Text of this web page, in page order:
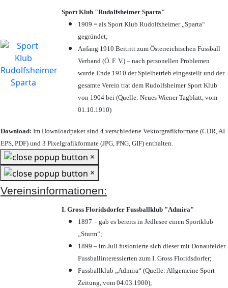
Sport Klub "Rudolfsheimer Sparta"
1909 = als Sport Klub Rudolfsheimer „Sparta“
gegründet;
Anfang 1910 Beitritt zum Österreichischen Fussball
Verband (Ö. F. V.) – nach personellen Problemen
wurde Ende 1910 der Spielbetrieb eingestellt und der
gesamte Verein trat dem Rudolfsheimer Sport Klub
von 1904 bei (Quelle: Neues Wiener Tagblatt, vom
01.10.1910)
Download: Im Downloadpaket sind 4 verschiedene Vektorgrafikformate (CDR, AI
EPS, PDF) und 3 Pixelgrafikformate (JPG, PNG, GIF) enthalten.
×
×
Vereinsinformationen:
I. Gross Floridsdorfer Fussballklub "Admira"
1897 – gab es bereits in Jedlesee einen Sportklub
„Sturm“;
1899 – im Juli fusionierte sich dieser mit Donaufelder
Fussballinteressierten zum I. Gross Floridsdorfer;
Fussballklub „Admira“ (Quelle: Allgemeine Sport
Zeitung, vom 04.03.1900);